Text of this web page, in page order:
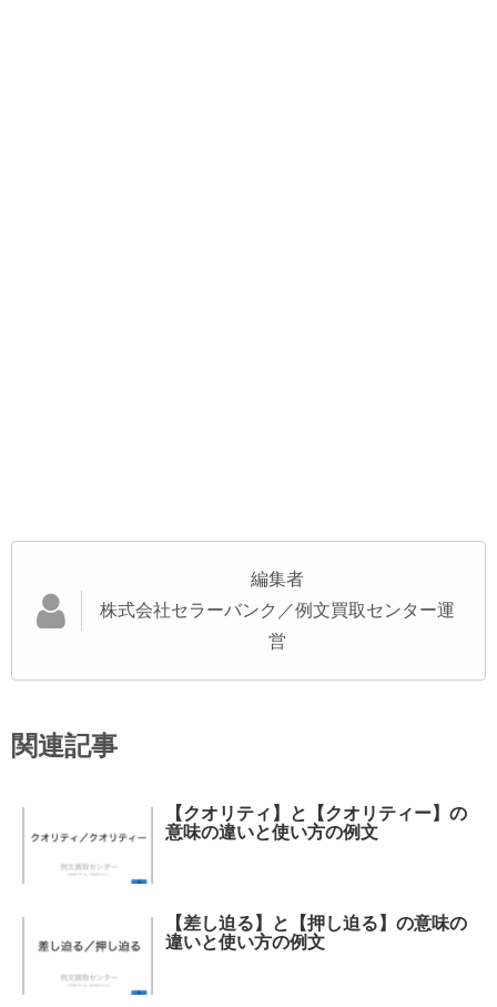
編集者
株式会社セラーバンク／例文買取センター運
営
関連記事
【クオリティ】と【クオリティー】の
意味の違いと使い方の例文
【差し迫る】と【押し迫る】の意味の
違いと使い方の例文